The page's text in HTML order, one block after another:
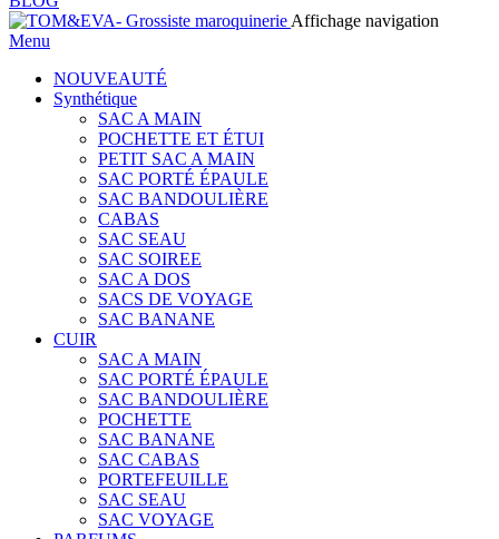
Affichage navigation
Menu
NOUVEAUTÉ
Synthétique
SAC A MAIN
POCHETTE ET ÉTUI
PETIT SAC A MAIN
SAC PORTÉ ÉPAULE
SAC BANDOULIÈRE
CABAS
SAC SEAU
SAC SOIREE
SAC A DOS
SACS DE VOYAGE
SAC BANANE
CUIR
SAC A MAIN
SAC PORTÉ ÉPAULE
SAC BANDOULIÈRE
POCHETTE
SAC BANANE
SAC CABAS
PORTEFEUILLE
SAC SEAU
SAC VOYAGE